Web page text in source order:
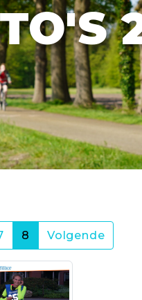
8 (current)
Volgende